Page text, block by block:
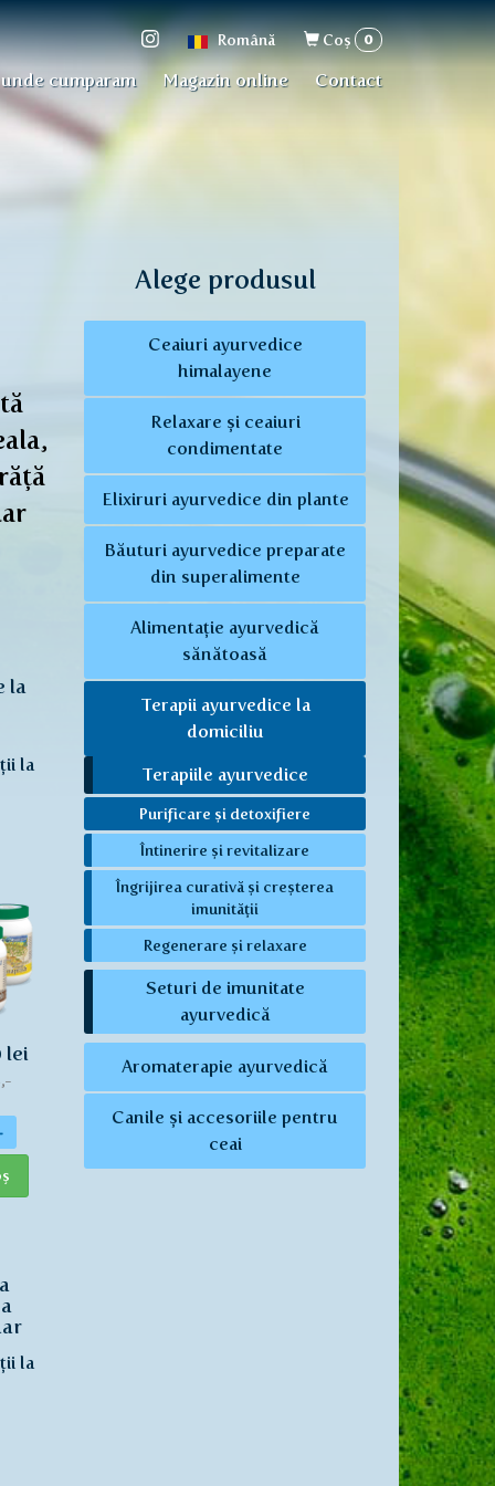
Română
Formular
de
căutare
Coş 0
cumparam Magazin online Contact
la
la
lei
la
Alege produsul
Ceaiuri ayurvedice
himalayene
Relaxare și ceaiuri
condimentate
Elixiruri ayurvedice din plante
Băuturi ayurvedice preparate
din superalimente
Alimentație ayurvedică
sănătoasă
Terapii ayurvedice la
domiciliu
Terapiile ayurvedice
Purificare și detoxifiere
Întinerire și revitalizare
Îngrijirea curativă și creșterea
imunității
Regenerare și relaxare
Seturi de imunitate
ayurvedică
Aromaterapie ayurvedică
Canile și accesoriile pentru
ceai